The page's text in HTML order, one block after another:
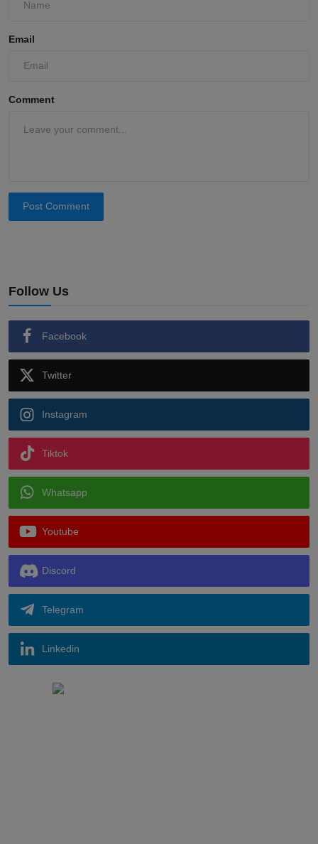
Email
Comment
Post Comment
Follow Us
Facebook
Twitter
Instagram
Tiktok
Whatsapp
Youtube
Discord
Telegram
Linkedin